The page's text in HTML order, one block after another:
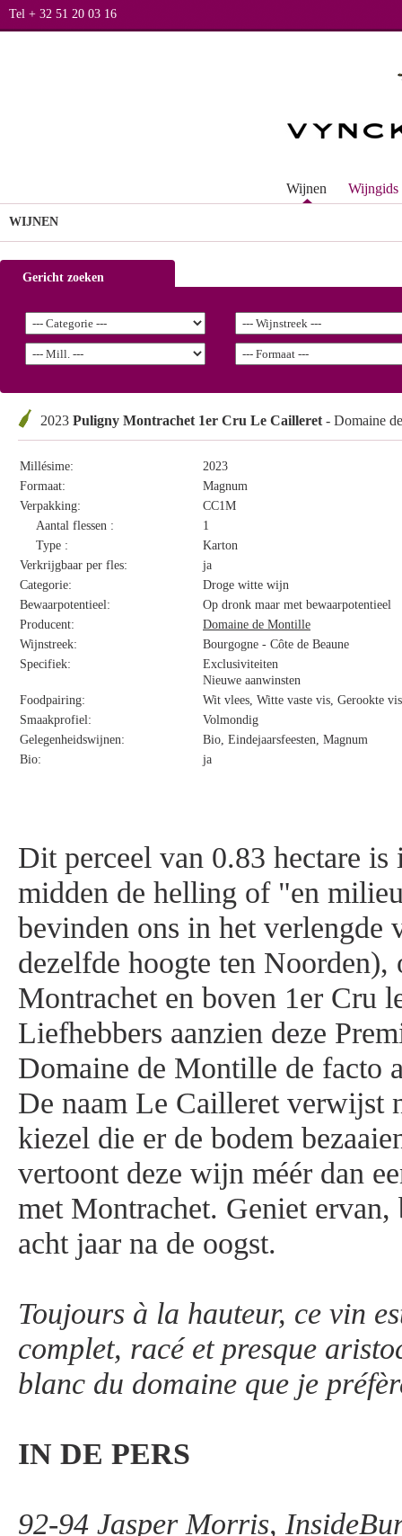
Tel + 32 51 20 03 16
Wijnen Wijngids
WIJNEN
Gericht zoeken
2023 Puligny Montrachet 1er Cru Le Cailleret - Domaine
Millésime:
2023
Formaat:
Magnum
Verpakking:
CC1M
Aantal flessen :
1
Type :
Karton
Verkrijgbaar per fles:
ja
Categorie:
Droge witte wijn
Bewaarpotentieel:
Op dronk maar met bewaarpotentieel
Producent:
Domaine de Montille
Wijnstreek:
Bourgogne - Côte de Beaune
Specifiek:
Exclusiviteiten
Nieuwe aanwinsten
Foodpairing:
Wit vlees, Witte vaste vis, Gerookte
Smaakprofiel:
Volmondig
Gelegenheidswijnen:
Bio, Eindejaarsfeesten, Magnum
Bio:
ja
Dit perceel van 0.83 hectare is
midden de helling of "en
bevinden ons in het verlengde
dezelfde hoogte ten Noorden),
Montrachet en boven 1er Cru
Liefhebbers aanzien deze
Domaine de Montille de facto
De naam Le Cailleret verwijst
kiezel die er de bodem
vertoont deze wijn méér dan
met Montrachet. Geniet
acht jaar na de oogst.
Toujours à la hauteur, ce vin
complet, racé et presque
blanc du domaine que je
IN DE PERS
92-94 Jasper Morris,